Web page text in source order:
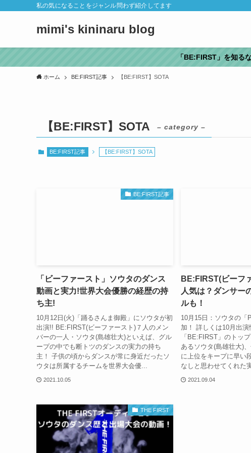
私の気になることをジャンル問わず紹介してます
mimi's kininaru blog
「BE:FIRST」を知る
ホーム BE:FIRST記事 【BE:FIRST】SOTA
【BE:FIRST】SOTA – category –
BE:FIRST記事 【BE:FIRST】SOTA
BE:FIRST記事
「ビーファースト」ソウタのダンス
動画と実力!世界大会優勝の経歴の持
ち主!
10月12日(火)「踊るさんま御殿」にソウタが初
出演!! BE:FIRST(ビーファースト)７人のメン
バーの一人・ソウタ(島雄壮大)といえば、グル
ープの中でも断トツのダンスの実力の持ち
主！ 子供の頃からダンスが常に身近だったソ
ウタは所属するチームを世界大会優...
2021.10.05
BE:FIRST(ビーフ
人気は？ダンサー
ルも！
10月15日：ソウタの「
加！ 詳しくは10月出演
「BE:FIRST」のトッ
あるソウタ(島雄壮大)
に上位をキープに早い
なしと思わせてくれた
2021.09.04
THE FIRST